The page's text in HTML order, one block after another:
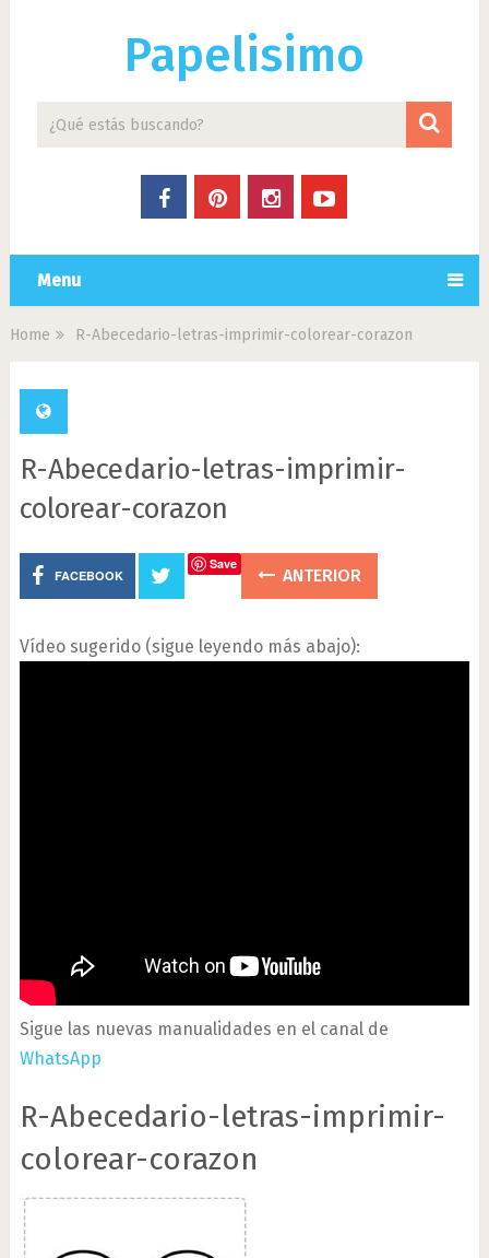
Papelisimo
Menu
Home R-Abecedario-letras-imprimir-colorear-corazon
R-Abecedario-letras-imprimir-
colorear-corazon
FACEBOOK
Save
ANTERIOR
Vídeo sugerido (sigue leyendo más abajo):
Sigue las nuevas manualidades en el canal de
WhatsApp
R-Abecedario-letras-imprimir-
colorear-corazon